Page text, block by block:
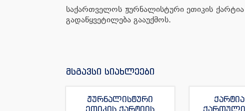
საქართველოს ჟურნალისტური ეთიკის
გადაწყვეტილება გააუქმოს.
მსგავსი სიახლეები
ჟურნალისტური
ეთიკის ქარტიის
„ქართული